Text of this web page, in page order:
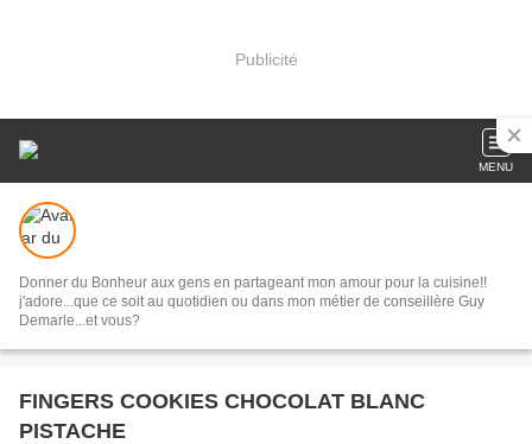
Publicité
MENU
Donner du Bonheur aux gens en partageant mon amour pour la cuisine!!
j'adore...que ce soit au quotidien ou dans mon métier de conseillère Guy
Demarle...et vous?
FINGERS COOKIES CHOCOLAT BLANC
PISTACHE